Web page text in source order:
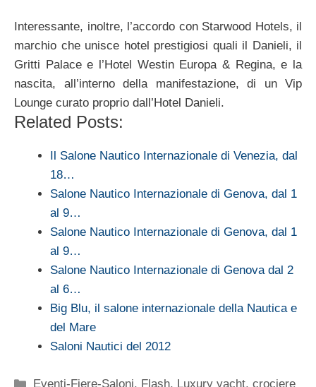
Interessante, inoltre, l’accordo con Starwood Hotels, il
marchio che unisce hotel prestigiosi quali il Danieli, il
Gritti Palace e l’Hotel Westin Europa & Regina, e la
nascita, all’interno della manifestazione, di un Vip
Lounge curato proprio dall’Hotel Danieli.
Related Posts:
Il Salone Nautico Internazionale di Venezia, dal
18…
Salone Nautico Internazionale di Genova, dal 1
al 9…
Salone Nautico Internazionale di Genova, dal 1
al 9…
Salone Nautico Internazionale di Genova dal 2
al 6…
Big Blu, il salone internazionale della Nautica e
del Mare
Saloni Nautici del 2012
Categorie
Eventi-Fiere-Saloni, Flash, Luxury yacht, crociere